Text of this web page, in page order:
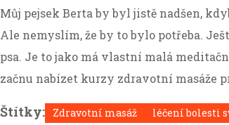
Můj pejsek Berta by byl jistě nadšen,
Ale nemyslím, že by to bylo potřeba.
psa. Je to jako má vlastní malá
začnu nabízet kurzy zdravotní masáže
Štítky: Zdravotní masáž léčení bolesti